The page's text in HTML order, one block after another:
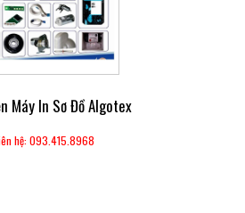
Máy In Sơ Đồ Algotex
hệ: 093.415.8968